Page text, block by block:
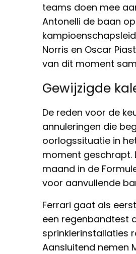
teams doen mee
Antonelli de baan
Norris en Oscar
van dit moment
Gewijzigde
De reden voor de
annuleringen die
oorlogssituatie in
moment geschrapt.
maand in de
voor aanvullende
Ferrari gaat als
een regenbandtest
sprinklerinstallaties
Aansluitend nemen